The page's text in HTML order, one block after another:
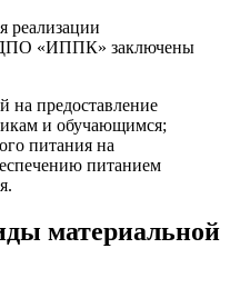
реализации
ДПО «ИППК» заключены
на предоставление
и обучающимся;
питания на
питанием
материальной